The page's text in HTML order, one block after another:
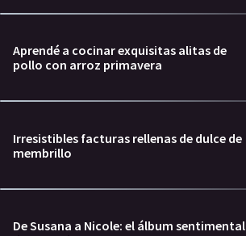
Aprendé a cocinar exquisitas alitas de
pollo con arroz primavera
Irresistibles facturas rellenas de dulce de
membrillo
De Susana a Nicole: el álbum sentimental